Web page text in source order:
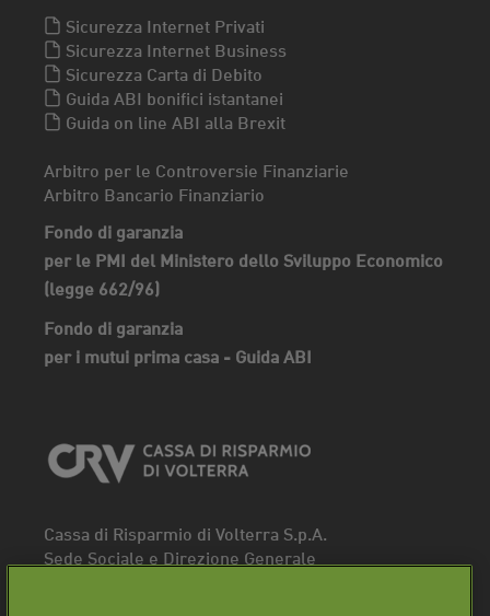
Sicurezza Internet Privati
Sicurezza Internet Business
Sicurezza Carta di Debito
Guida ABI bonifici istantanei
Guida on line ABI alla Brexit
Arbitro per le Controversie Finanziarie
Arbitro Bancario Finanziario
Fondo di garanzia
per le PMI del Ministero dello Sviluppo Economico
(legge 662/96)
Fondo di garanzia
per i mutui prima casa - Guida ABI
Cassa di Risparmio di Volterra S.p.A.
Sede Sociale e Direzione Generale